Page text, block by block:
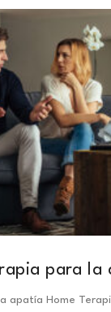
para la
apatía Home